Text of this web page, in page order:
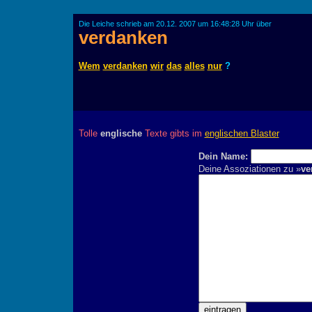
Die Leiche schrieb am 20.12. 2007 um 16:48:28 Uhr über
verdanken
Wem verdanken wir das alles nur?
Tolle englischeTexte gibts im englischen Blaster
Dein Name:
Deine Assoziationen zu »